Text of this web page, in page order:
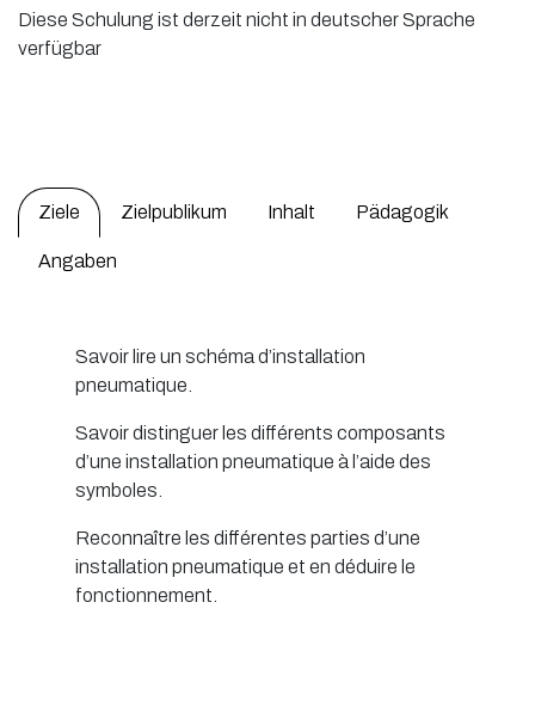
Diese Schulung ist derzeit nicht in deutscher Sprache
verfügbar
Ziele Zielpublikum Inhalt Pädagogik
Angaben
Savoir lire un schéma d’installation
pneumatique.
Savoir distinguer les différents composants
d’une installation pneumatique à l’aide des
symboles.
Reconnaître les différentes parties d’une
installation pneumatique et en déduire le
fonctionnement.